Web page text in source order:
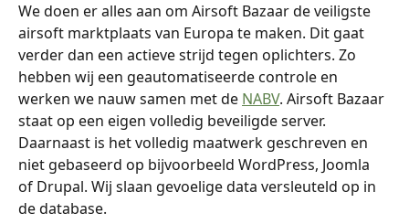
We doen er alles aan om Airsoft Bazaar de veiligste
airsoft marktplaats van Europa te maken. Dit gaat
verder dan een actieve strijd tegen oplichters. Zo
hebben wij een geautomatiseerde controle en
werken we nauw samen met de NABV. Airsoft Bazaar
staat op een eigen volledig beveiligde server.
Daarnaast is het volledig maatwerk geschreven en
niet gebaseerd op bijvoorbeeld WordPress, Joomla
of Drupal. Wij slaan gevoelige data versleuteld op in
de database.